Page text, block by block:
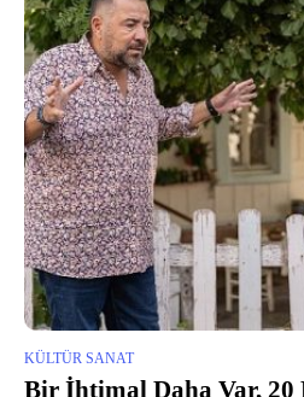
KÜLTÜR SANAT
Bir İhtimal Daha Var, 20